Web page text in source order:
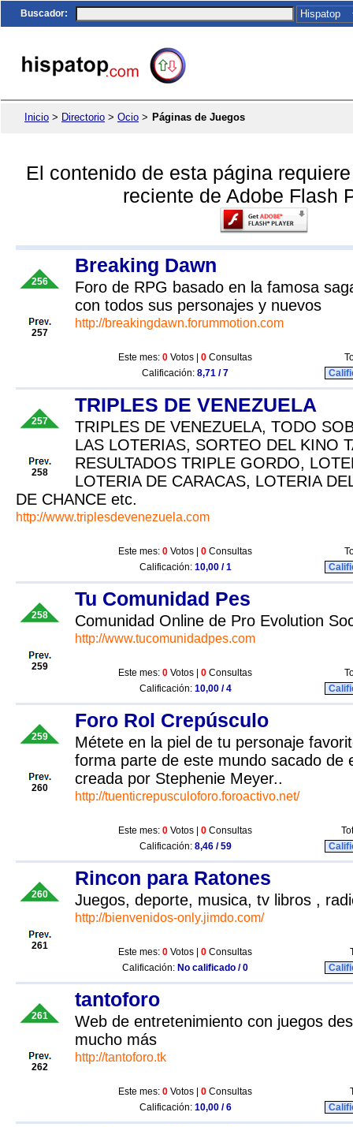
Buscador:
Inicio > Directorio > Ocio > Páginas de Juegos
El contenido de esta página
reciente de Adobe Flash
256
257
Breaking Dawn
Foro de RPG basado en la famosa
con todos sus personajes y nuevos
http://breakingdawn.forummotion.com
Este mes: 0 Votos | 0 Consultas
Calificación: 8,71 / 7
257
258
TRIPLES DE VENEZUELA
TRIPLES DE VENEZUELA, TODO
LAS LOTERIAS, SORTEO DEL KINO
RESULTADOS TRIPLE GORDO,
LOTERIA DE CARACAS, LOTERIA
DE CHANCE etc.
http://www.triplesdevenezuela.com
Este mes: 0 Votos | 0 Consultas
Calificación: 10,00 / 1
258
259
Tu Comunidad Pes
Comunidad Online de Pro Evolution
http://www.tucomunidadpes.com
Este mes: 0 Votos | 0 Consultas
Calificación: 10,00 / 4
259
260
Foro Rol Crepúsculo
Métete en la piel de tu personaje
forma parte de este mundo sacado de
creada por Stephenie Meyer..
http://tuenticrepusculoforo.foroactivo.net/
Este mes: 0 Votos | 0 Consultas
Calificación: 8,46 / 59
260
261
Rincon para Ratones
Juegos, deporte, musica, tv libros ,
http://bienvenidos-only.jimdo.com/
Este mes: 0 Votos | 0 Consultas
Calificación: No calificado / 0
261
262
tantoforo
Web de entretenimiento con juegos
mucho más
http://tantoforo.tk
Este mes: 0 Votos | 0 Consultas
Calificación: 10,00 / 6